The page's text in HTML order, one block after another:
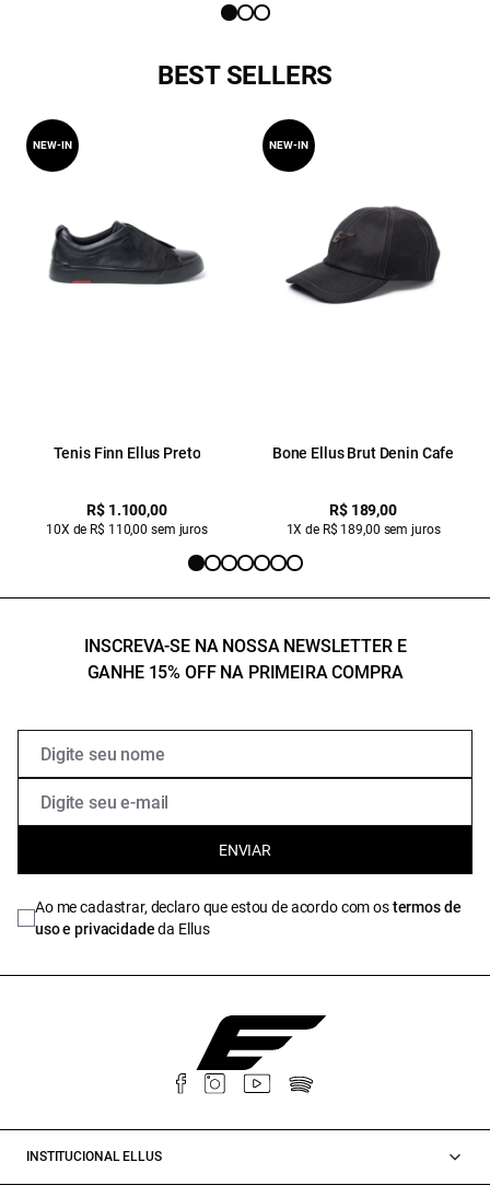
BEST SELLERS
Tenis Finn Ellus Preto
R$ 1.100,00
10X de R$ 110,00 sem juros
NEW-IN
Bone Ellus Brut Denin Cafe
R$ 189,00
1X de R$ 189,00 sem juros
NEW-IN
INSCREVA-SE NA NOSSA NEWSLETTER E
GANHE 15% OFF NA PRIMEIRA COMPRA
ENVIAR
Ao me cadastrar, declaro que estou de acordo com ostermos de
uso e privacidadeda Ellus
INSTITUCIONAL ELLUS